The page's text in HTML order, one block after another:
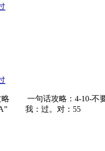
略 一句话攻略：4-10-
A” 我：过。对：55